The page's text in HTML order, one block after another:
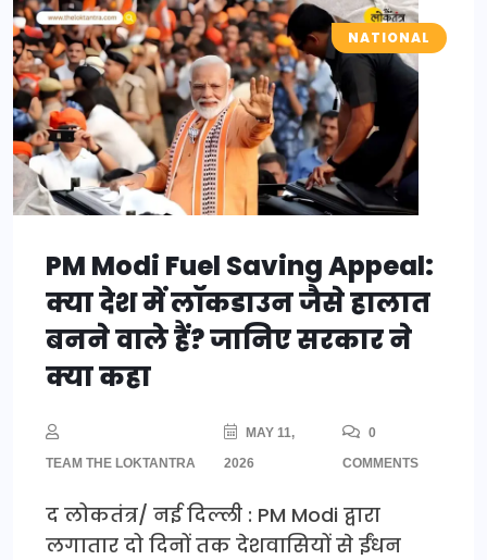
NATIONAL
PM Modi Fuel Saving Appeal:
क्या देश में लॉकडाउन जैसे हालात
बनने वाले हैं? जानिए सरकार ने
क्या कहा
TEAM THE LOKTANTRA
MAY 11,
2026
0
COMMENTS
द लोकतंत्र/ नई दिल्ली : PM Modi द्वारा
लगातार दो दिनों तक देशवासियों से ईंधन